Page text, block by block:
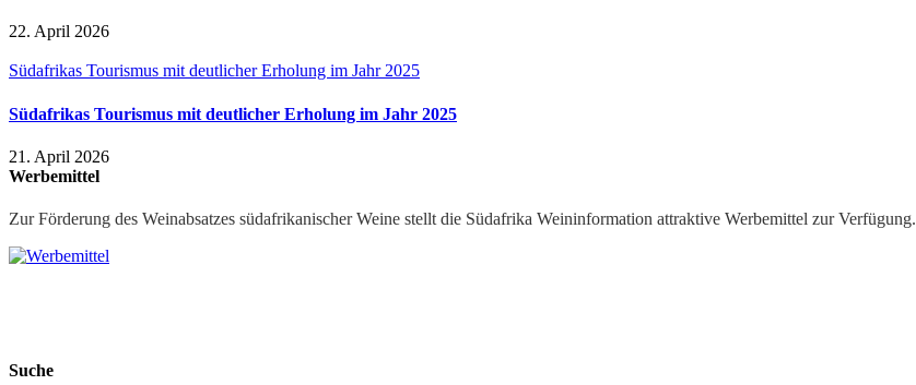
22. April 2026
Südafrikas Tourismus mit deutlicher Erholung im Jahr 2025
Südafrikas Tourismus mit deutlicher Erholung im Jahr 2025
21. April 2026
Werbemittel
Zur Förderung des Weinabsatzes südafrikanischer Weine stellt die Südafrika Weininformation attraktive Werbemittel zur Verfügung.
Suche